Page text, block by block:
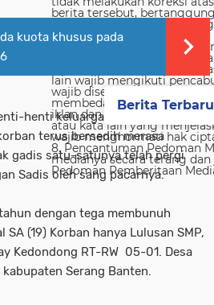
kuota khusus pada
henti keluarga besar pak
terus bersedih merasa
gadis satu-satunya telah pergi
Sadis oleh sang pacarnya.
dengan tega membunuh
(19) Korban hanya Lulusan SMP,
Kedondong RT-RW 05-01. Desa
Serang Banten.
Berita Terbaru